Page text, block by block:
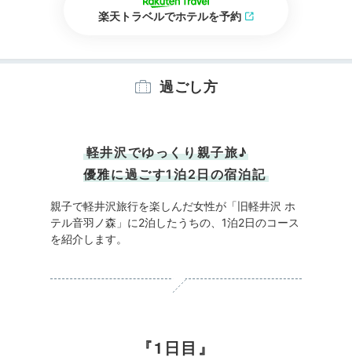
楽天トラベルでホテルを予約
過ごし方
軽井沢でゆっくり親子旅♪
優雅に過ごす1泊2日の宿泊記
親子で軽井沢旅行を楽しんだ女性が「旧軽井沢 ホ
テル音羽ノ森」に2泊したうちの、1泊2日のコース
を紹介します。
1日目